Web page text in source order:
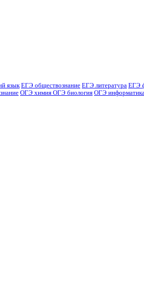
язык ЕГЭ обществознание ЕГЭ литература ЕГЭ
ОГЭ химия ОГЭ биология ОГЭ